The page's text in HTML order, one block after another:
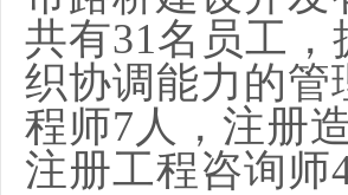
共有31名员工，
织协调能力的管
程师7 人， 注册
注册工程咨询师